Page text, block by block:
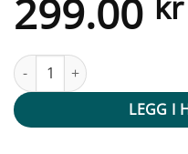
299.00
Gatenavn skilt -
LEGG I